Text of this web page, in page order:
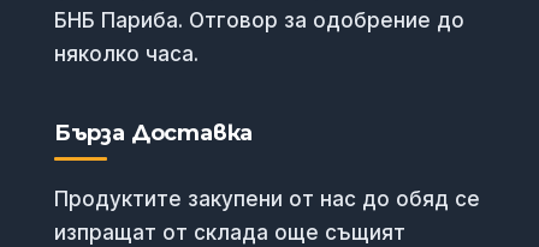
БНБ Париба. Отговор за одобрение до
няколко часа.
Бърза Доставка
Продуктите закупени от нас до обяд се
изпращат от склада още същият